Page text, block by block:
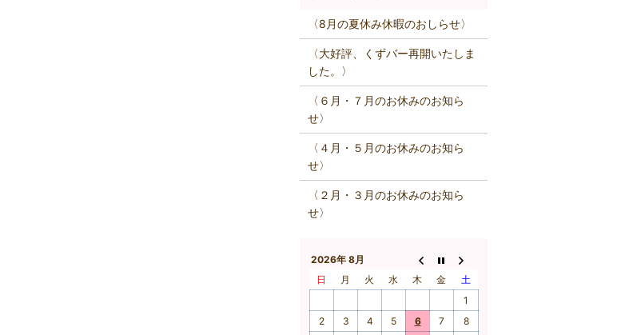
〈8月の夏休み休暇のおしらせ〉
〈大好評、くずバー再開いたしま
した。〉
〈６月・７月のお休みのお知ら
せ〉
〈４月・５月のお休みのお知ら
せ〉
〈２月・３月のお休みのお知ら
せ〉
2026年 8月
日
月 火 水 木 金
土
1
2
3 4 5 6 7 8